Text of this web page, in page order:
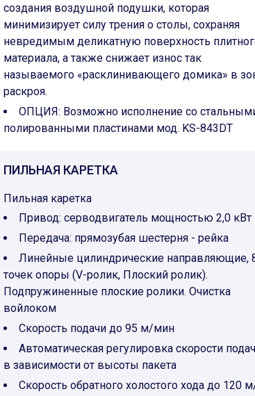
создания воздушной подушки, которая
минимизирует силу трения о столы, сохраняя
невредимым деликатную поверхность
материала, а также снижает износ так
называемого «расклинивающего домика» в
раскроя.
ОПЦИЯ: Возможно исполнение со
полированными пластинами мод. KS-843DT
ПИЛЬНАЯ КАРЕТКА
Пильная каретка
Привод: серводвигатель мощностью 2,0 кВт
Передача: прямозубая шестерня - рейка
Линейные цилиндрические направляющие,
точек опоры (V-ролик, Плоский ролик).
Подпружиненные плоские ролики. Очистка
войлоком
Скорость подачи до 95 м/мин
Автоматическая регулировка скорости
в зависимости от высоты пакета
Скорость обратного холостого хода до 120